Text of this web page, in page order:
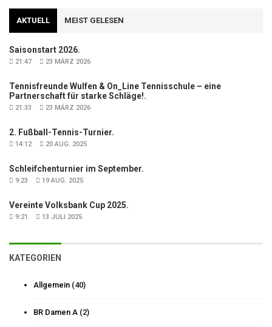
AKTUELL MEIST GELESEN
Saisonstart 2026.
21:47 23 MÄRZ 2026
Tennisfreunde Wulfen & On_Line Tennisschule – eine
Partnerschaft für starke Schläge!.
21:33 23 MÄRZ 2026
2. Fußball-Tennis-Turnier.
14:12 20 AUG. 2025
Schleifchenturnier im September.
9:23 19 AUG. 2025
Vereinte Volksbank Cup 2025.
9:21 13 JULI 2025
KATEGORIEN
Allgemein (40)
BR Damen A (2)